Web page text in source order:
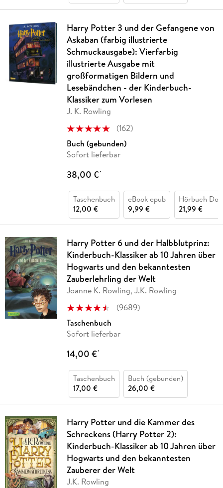
Harry Potter 3 und der Gefangene von
Askaban (farbig illustrierte
Schmuckausgabe): Vierfarbig
illustrierte Ausgabe mit
großformatigen Bildern und
Lesebändchen - der Kinderbuch-
Klassiker zum Vorlesen
J. K. Rowling
(162)
Buch (gebunden)
Sofort lieferbar
38,00 €*
Taschenbuch
12,00 €
eBook epub
9,99 €
Hörbuch
21,99 €
Harry Potter 6 und der Halbblutprinz:
Kinderbuch-Klassiker ab 10 Jahren über
Hogwarts und den bekanntesten
Zauberlehrling der Welt
Joanne K. Rowling, J.K. Rowling
(9689)
Taschenbuch
Sofort lieferbar
14,00 €*
Taschenbuch
17,00 €
Buch (gebunden)
26,00 €
Harry Potter und die Kammer des
Schreckens (Harry Potter 2):
Kinderbuch-Klassiker ab 10 Jahren über
Hogwarts und den bekanntesten
Zauberer der Welt
J.K. Rowling